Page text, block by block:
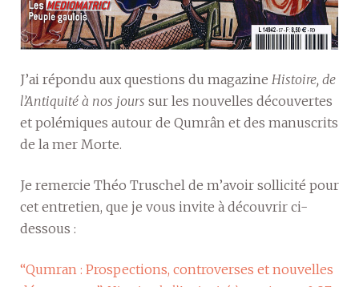
J’ai répondu aux questions du magazine Histoire, de
l’Antiquité à nos jours sur les nouvelles découvertes
et polémiques autour de Qumrân et des manuscrits
de la mer Morte.
Je remercie Théo Truschel de m’avoir sollicité pour
cet entretien, que je vous invite à découvrir ci-
dessous :
“Qumran : Prospections, controverses et nouvelles